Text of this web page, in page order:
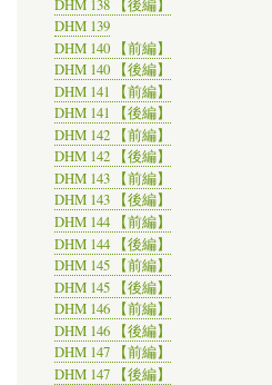
DHM 138 【後編】
DHM 139
DHM 140 【前編】
DHM 140 【後編】
DHM 141 【前編】
DHM 141 【後編】
DHM 142 【前編】
DHM 142 【後編】
DHM 143 【前編】
DHM 143 【後編】
DHM 144 【前編】
DHM 144 【後編】
DHM 145 【前編】
DHM 145 【後編】
DHM 146 【前編】
DHM 146 【後編】
DHM 147 【前編】
DHM 147 【後編】